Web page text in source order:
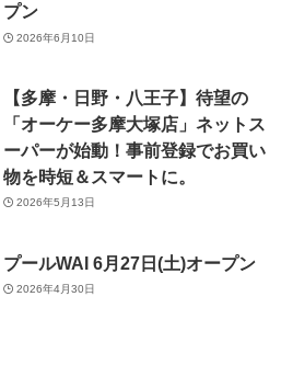
プン
2026年6月10日
【多摩・日野・八王子】待望の
「オーケー多摩大塚店」ネットス
ーパーが始動！事前登録でお買い
物を時短＆スマートに。
2026年5月13日
プールWAI 6月27日(土)オープン
2026年4月30日